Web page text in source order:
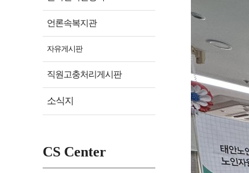
언론속복지관
자유게시판
직원고충처리게시판
소식지
CS Center